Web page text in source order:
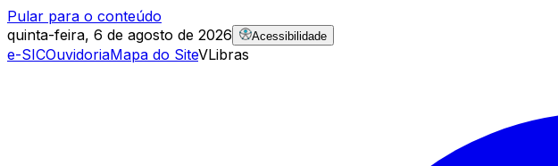
Pular para o conteúdo
quinta-feira, 6 de agosto de 2026
Acessibilidade
e-SICOuvidoriaMapa do SiteVLibras